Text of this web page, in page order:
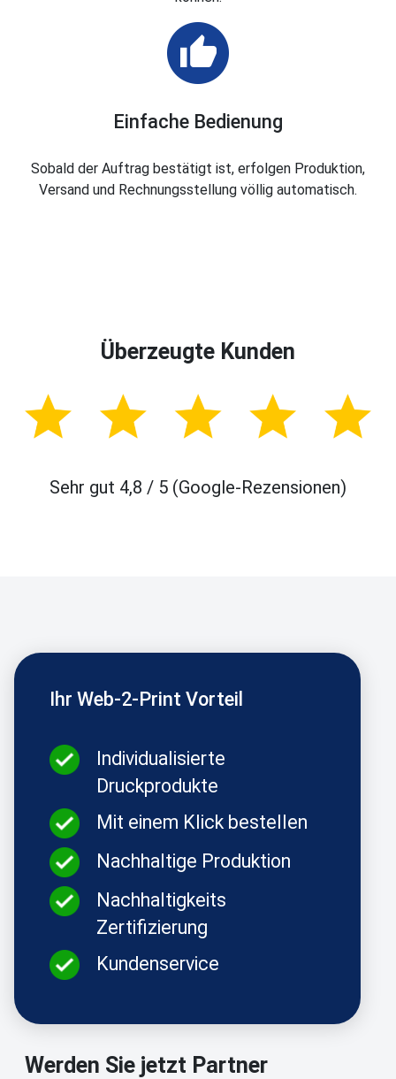
Einfache Bedienung
Sobald der Auftrag bestätigt ist, erfolgen Produktion,
Versand und Rechnungsstellung völlig automatisch.
Überzeugte Kunden
Sehr gut 4,8 / 5 (Google-Rezensionen)
Ihr Web-2-Print Vorteil
Individualisierte
Druckprodukte
Mit einem Klick bestellen
Nachhaltige Produktion
Nachhaltigkeits
Zertifizierung
Kundenservice
Werden Sie jetzt Partner